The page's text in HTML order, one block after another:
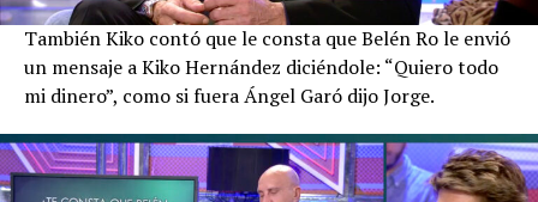
También Kiko contó que le consta que Belén Ro le envió
un mensaje a Kiko Hernández diciéndole: “Quiero todo
mi dinero”, como si fuera Ángel Garó dijo Jorge.